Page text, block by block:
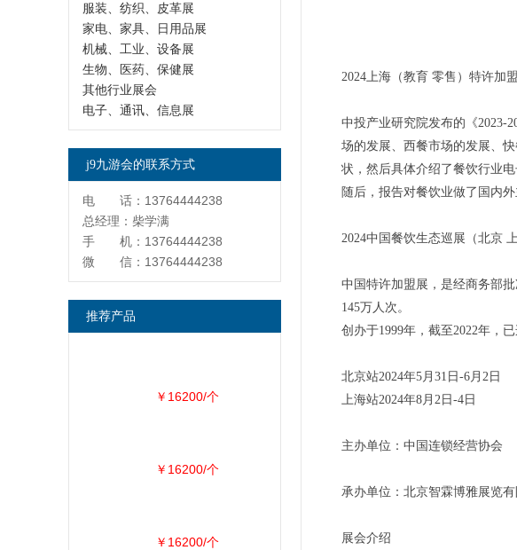
2024上海（教育 零售）特许加
中投产业研究院发布的《2023-
场的发展、西餐市场的发展、
状，然后具体介绍了餐饮行业
随后，报告对餐饮业做了国内
2024中国餐饮生态巡展（北京
中国特许加盟展，是经商务部
145万人次。
创办于1999年，截至2022年，
北京站2024年5月31日-6月2
上海站2024年8月2日-4日
主办单位：中国连锁经营协会
承办单位：北京智霖博雅展览有
展会介绍
服装、纺织、皮革展
家电、家具、日用品展
机械、工业、设备展
生物、医药、保健展
其他行业展会
电子、通讯、信息展
j9九游会的联系方式
电 话：13764444238
总经理：柴学满
手 机：13764444238
微 信：13764444238
推荐产品
￥16200/个
￥16200/个
￥16200/个